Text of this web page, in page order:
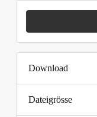
Download
Dateigrösse